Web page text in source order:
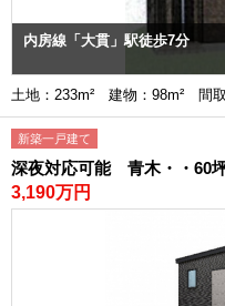
内房線「大貫」駅徒歩7分
土地：233m² 建物：98m² 間
新築一戸建て
深夜対応可能 青木・・60
3,190万円